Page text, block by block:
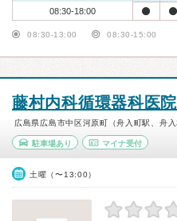
08:30-18:00
08:30-13:00 08:30-15:00
藤村内科循環器科医院
広島県広島市中区河原町（舟入町駅、舟入
駐車場あり マイナ受付
土曜（〜13:00）